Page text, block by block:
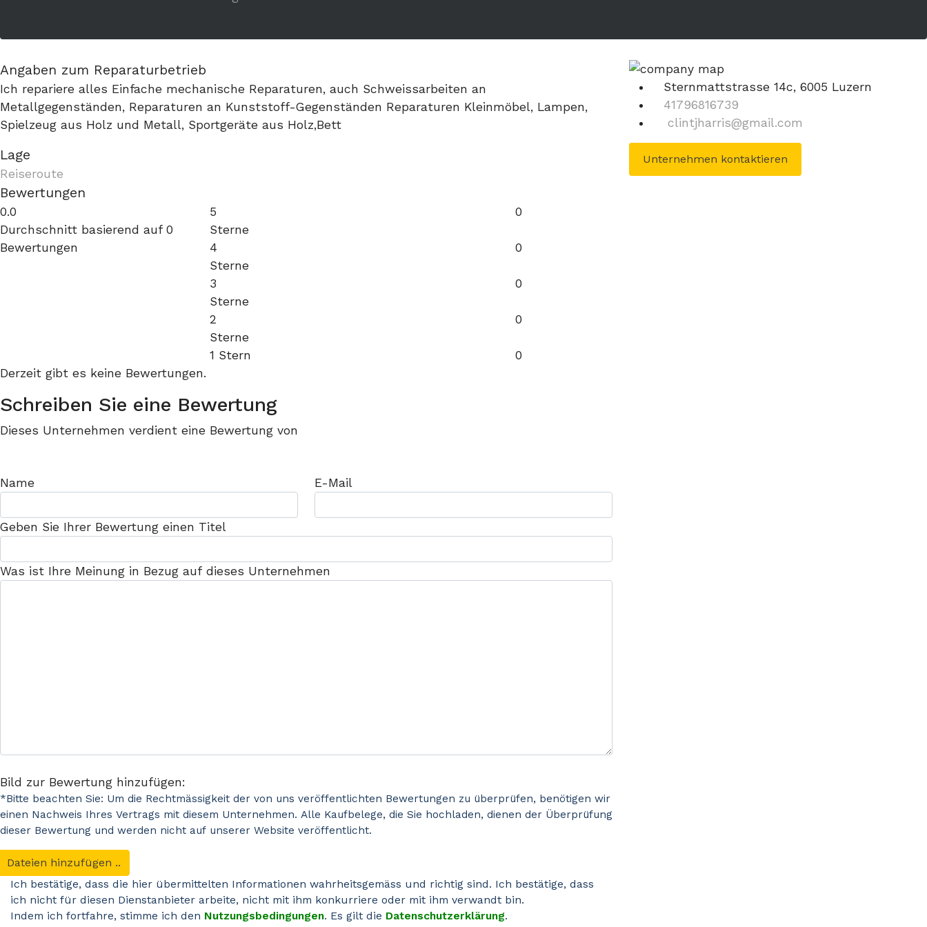
Angaben zum Reparaturbetrieb
Ich repariere alles Einfache mechanische Reparaturen, auch Schweissarbeiten an
Metallgegenständen, Reparaturen an Kunststoff-Gegenständen Reparaturen Kleinmöbel, Lampen,
Spielzeug aus Holz und Metall, Sportgeräte aus Holz,Bett
Lage
Reiseroute
Bewertungen
0.0
Durchschnitt basierend auf 0
Bewertungen
5
Sterne
0
4
Sterne
0
3
Sterne
0
2
Sterne
0
1 Stern
0
Derzeit gibt es keine Bewertungen.
Schreiben Sie eine Bewertung
Dieses Unternehmen verdient eine Bewertung von
Name E-Mail
Geben Sie Ihrer Bewertung einen Titel
Was ist Ihre Meinung in Bezug auf dieses Unternehmen
Bild zur Bewertung hinzufügen:
*Bitte beachten Sie: Um die Rechtmässigkeit der von uns veröffentlichten Bewertungen zu überprüfen, benötigen wir
einen Nachweis Ihres Vertrags mit diesem Unternehmen. Alle Kaufbelege, die Sie hochladen, dienen der Überprüfung
dieser Bewertung und werden nicht auf unserer Website veröffentlicht.
Dateien hinzufügen ..
Ich bestätige, dass die hier übermittelten Informationen wahrheitsgemäss und richtig sind. Ich bestätige, dass
ich nicht für diesen Dienstanbieter arbeite, nicht mit ihm konkurriere oder mit ihm verwandt bin.
Indem ich fortfahre, stimme ich den Nutzungsbedingungen. Es gilt die Datenschutzerklärung.
Sternmattstrasse 14c, 6005 Luzern
41796816739
clintjharris@gmail.com
Unternehmen kontaktieren